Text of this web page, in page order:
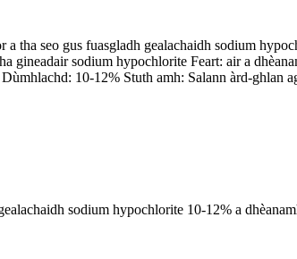
a tha seo gus fuasgladh gealachaidh sodium
sodium hypochlorite Feart: air a
10-12% Stuth amh: Salann àrd-ghlan
sodium hypochlorite 10-12% a